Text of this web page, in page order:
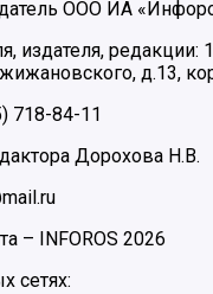
ООО ИА
издателя, редакции:
д.13,
718-84-11
Дорохова Н.В.
– INFOROS 2026
сетях: